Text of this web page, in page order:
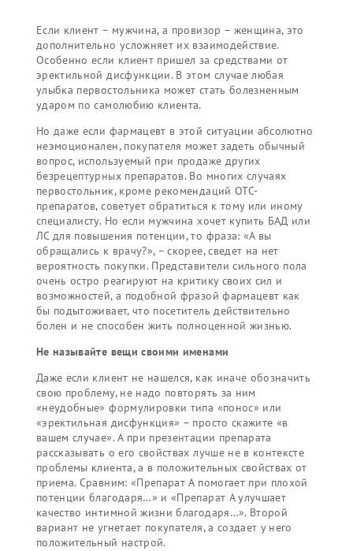
Если клиент – мужчина, а провизор – женщина, это
дополнительно усложняет их взаимодействие.
Особенно если клиент пришел за средствами от
эректильной дисфункции. В этом случае любая
улыбка первостольника может стать болезненным
ударом по самолюбию клиента.
Но даже если фармацевт в этой ситуации абсолютно
неэмоционален, покупателя может задеть обычный
вопрос, используемый при продаже других
безрецептурных препаратов. Во многих случаях
первостольник, кроме рекомендаций ОТС-
препаратов, советует обратиться к тому или иному
специалисту. Но если мужчина хочет купить БАД или
ЛС для повышения потенции, то фраза: «А вы
обращались к врачу?», – скорее, сведет на нет
вероятность покупки. Представители сильного пола
очень остро реагируют на критику своих сил и
возможностей, а подобной фразой фармацевт как
бы подытоживает, что посетитель действительно
болен и не способен жить полноценной жизнью.
Не называйте вещи своими именами
Даже если клиент не нашелся, как иначе обозначить
свою проблему, не надо повторять за ним
«неудобные» формулировки типа «понос» или
«эректильная дисфункция» – просто скажите «в
вашем случае». А при презентации препарата
рассказывать о его свойствах лучше не в контексте
проблемы клиента, а в положительных свойствах от
приема. Сравним: «Препарат А помогает при плохой
потенции благодаря…» и «Препарат А улучшает
качество интимной жизни благодаря…». Второй
вариант не угнетает покупателя, а создает у него
положительный настрой.